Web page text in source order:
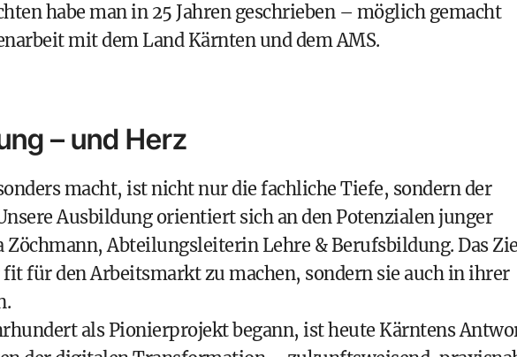
habe man in 25 Jahren geschrieben – möglich gemacht
mit dem Land Kärnten und dem AMS.
– und Herz
macht, ist nicht nur die fachliche Tiefe, sondern der
Ausbildung orientiert sich an den Potenzialen junger
Zöchmann, Abteilungsleiterin Lehre & Berufsbildung. Das
für den Arbeitsmarkt zu machen, sondern sie auch in ihrer
als Pionierprojekt begann, ist heute Kärntens